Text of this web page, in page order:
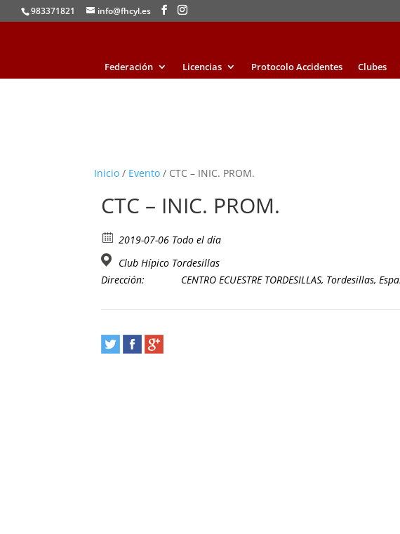
983371821 info@fhcyl.es
Federación Licencias Protocolo Accidentes Clubes
Inicio / Evento / CTC – INIC. PROM.
CTC – INIC. PROM.
2019-07-06 Todo el día
Club Hípico Tordesillas
Dirección:
CENTRO ECUESTRE TORDESILLAS, Tordesillas,